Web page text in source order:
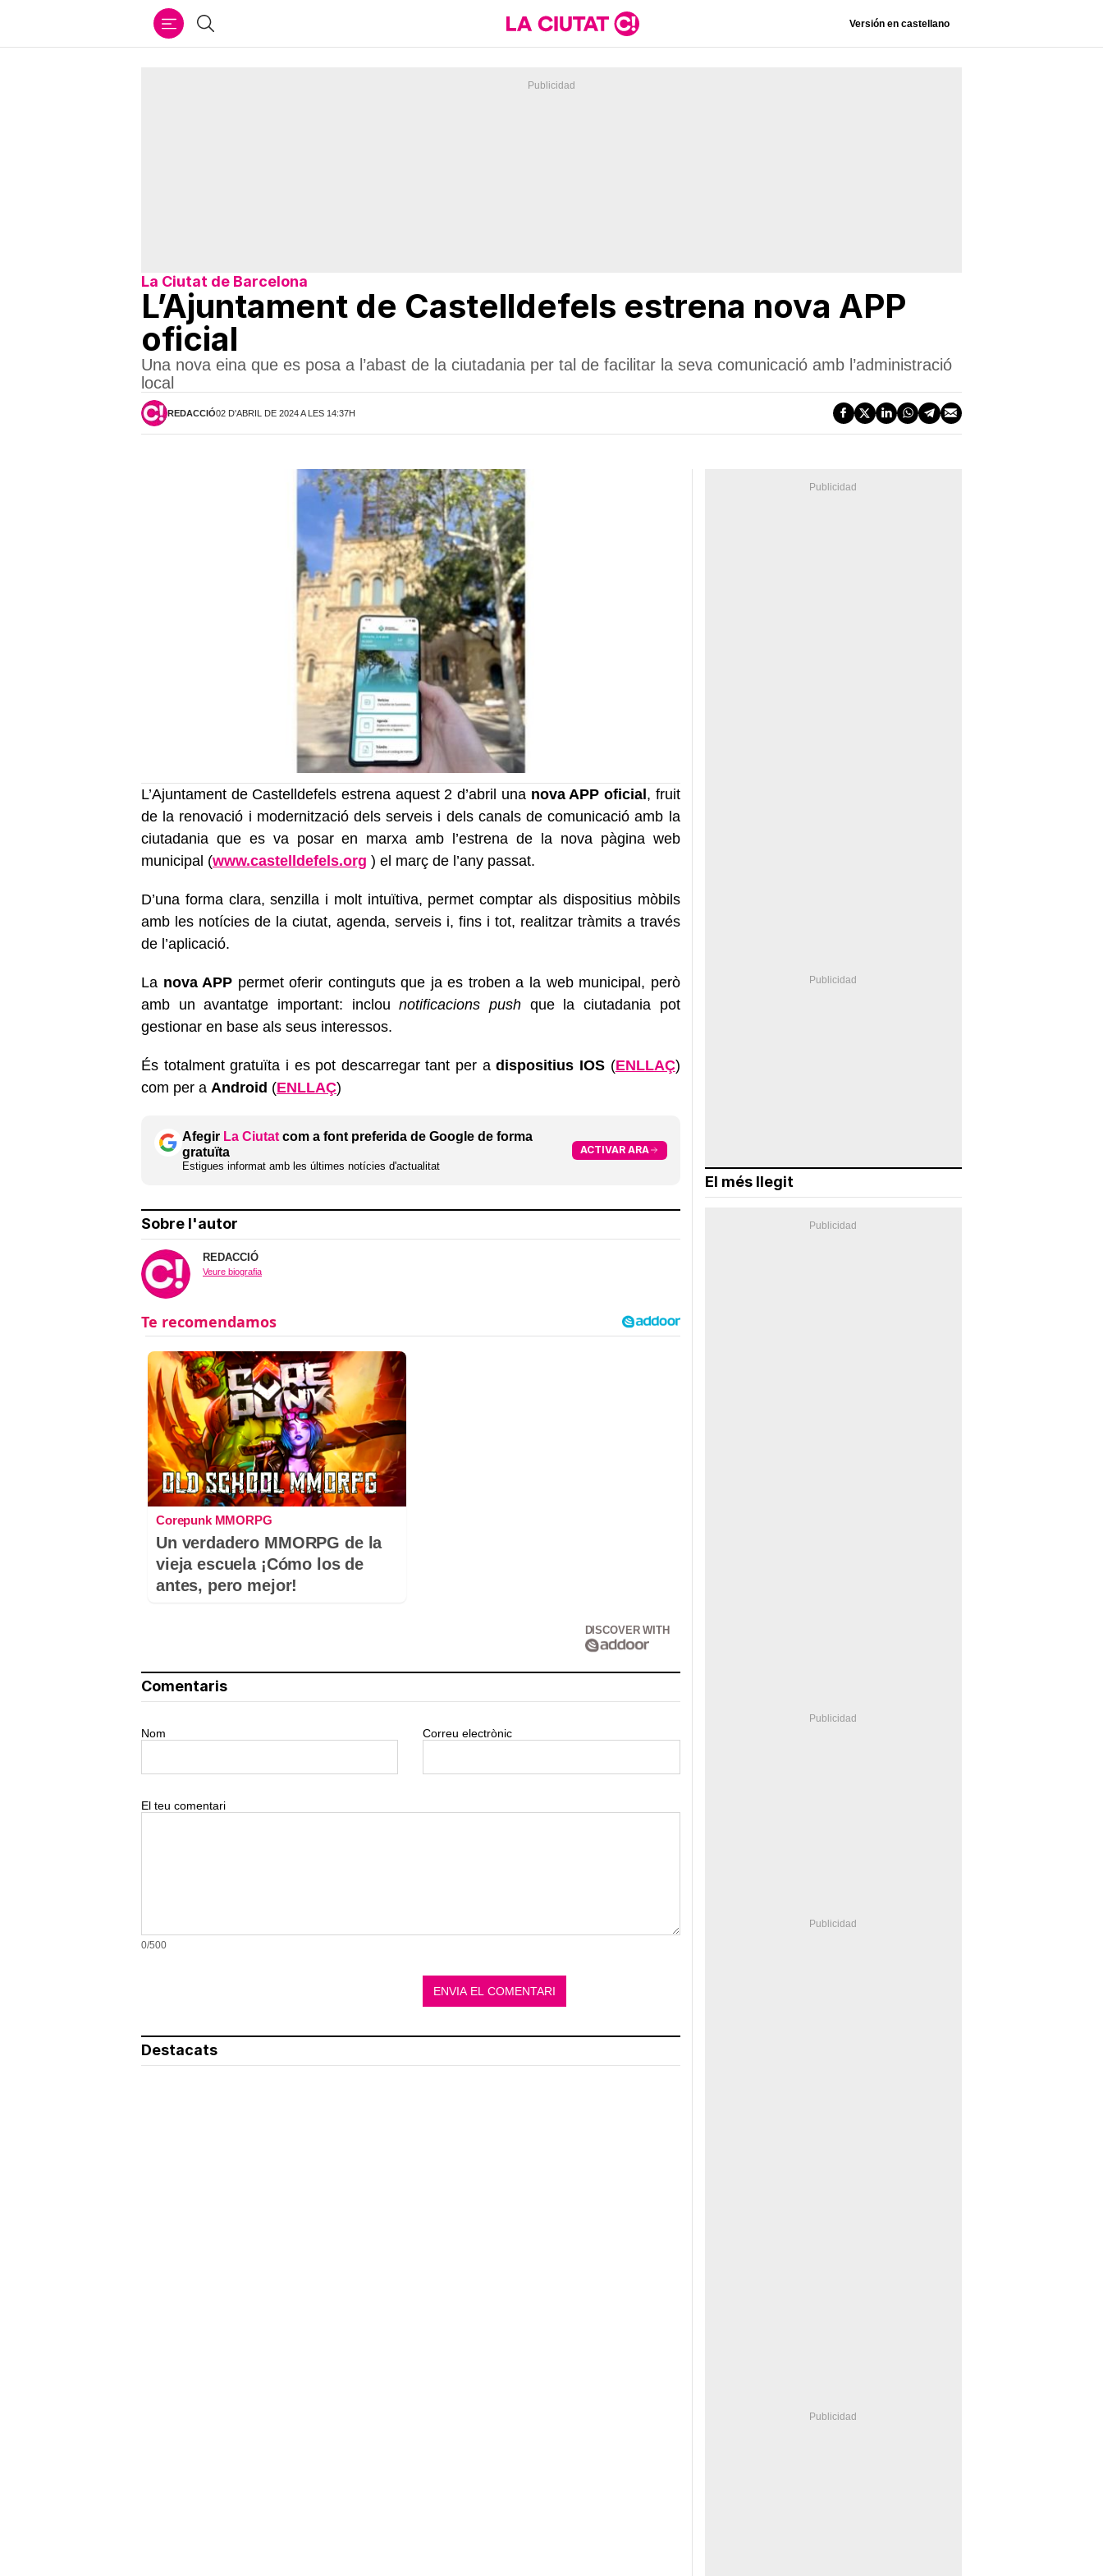
Cercar Versión en castellano
La Ciutat de Barcelona
L’Ajuntament de Castelldefels estrena nova APP
oficial
Una nova eina que es posa a l’abast de la ciutadania per tal de facilitar la seva comunicació amb l’administració
local
REDACCIÓ02 D'ABRIL DE 2024 A LES 14:37H
L’Ajuntament de Castelldefels estrena aquest 2 d’abril una nova APP oficial, fruit
de la renovació i modernització dels serveis i dels canals de comunicació amb la
ciutadania que es va posar en marxa amb l’estrena de la nova pàgina web
municipal (www.castelldefels.org ) el març de l’any passat.
D’una forma clara, senzilla i molt intuïtiva, permet comptar als dispositius mòbils
amb les notícies de la ciutat, agenda, serveis i, fins i tot, realitzar tràmits a través
de l’aplicació.
La nova APP permet oferir continguts que ja es troben a la web municipal, però
amb un avantatge important: inclounotificacions pushque la ciutadania pot
gestionar en base als seus interessos.
És totalment gratuïta i es pot descarregar tant per adispositius IOS (ENLLAÇ)
com per a Android (ENLLAÇ)
Afegir La Ciutat com a font preferida de Google de forma
gratuïta
Estigues informat amb les últimes notícies d'actualitat
ACTIVAR ARA
Sobre l'autor
REDACCIÓ
Veure biografia
Corepunk MMORPG
Un verdadero MMORPG de la
vieja escuela ¡Cómo los de
antes, pero mejor!
DISCOVER WITH
Comentaris
Nom Correu electrònic
El teu comentari
0/500
Destacats
El més llegit